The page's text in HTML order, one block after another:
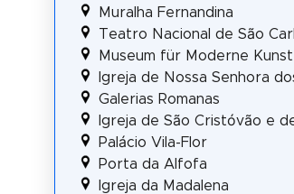
Muralha Fernandina
Teatro Nacional de São
Museum für Moderne Kunst
Igreja de Nossa Senhora
Galerias Romanas
Igreja de São Cristóvão e
Palácio Vila-Flor
Porta da Alfofa
Igreja da Madalena